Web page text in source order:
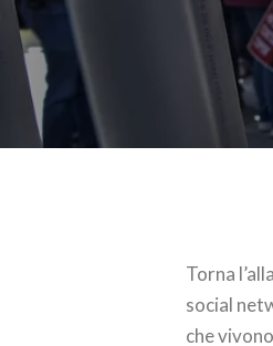
Torna
social
che